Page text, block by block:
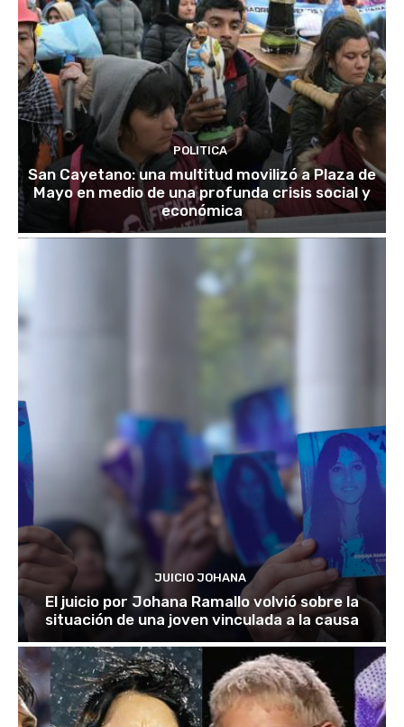
POLITICA
San Cayetano: una multitud movilizó a Plaza de
Mayo en medio de una profunda crisis social y
económica
JUICIO JOHANA
El juicio por Johana Ramallo volvió sobre la
situación de una joven vinculada a la causa